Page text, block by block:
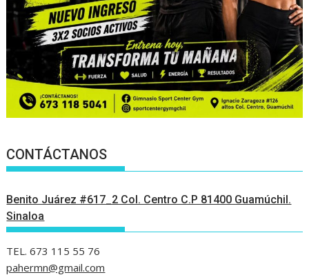
CONTÁCTANOS
Benito Juárez #617_2 Col. Centro C.P 81400 Guamúchil.
Sinaloa
TEL. 673 115 55 76
pahermn@gmail.com